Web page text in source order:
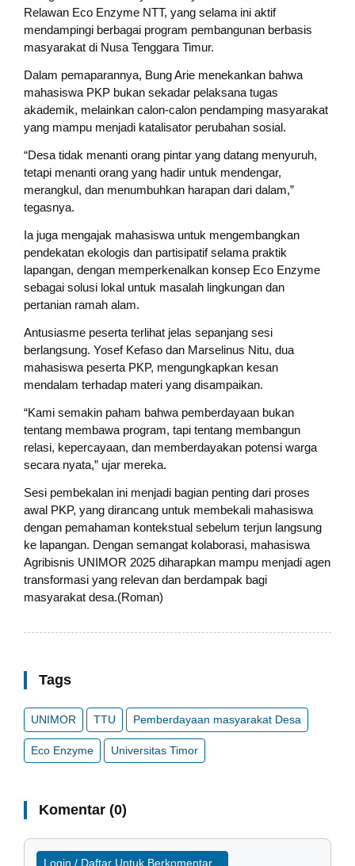
Relawan Eco Enzyme NTT, yang selama ini aktif
mendampingi berbagai program pembangunan berbasis
masyarakat di Nusa Tenggara Timur.
Dalam pemaparannya, Bung Arie menekankan bahwa
mahasiswa PKP bukan sekadar pelaksana tugas
akademik, melainkan calon-calon pendamping masyarakat
yang mampu menjadi katalisator perubahan sosial.
“Desa tidak menanti orang pintar yang datang menyuruh,
tetapi menanti orang yang hadir untuk mendengar,
merangkul, dan menumbuhkan harapan dari dalam,”
tegasnya.
Ia juga mengajak mahasiswa untuk mengembangkan
pendekatan ekologis dan partisipatif selama praktik
lapangan, dengan memperkenalkan konsep Eco Enzyme
sebagai solusi lokal untuk masalah lingkungan dan
pertanian ramah alam.
Antusiasme peserta terlihat jelas sepanjang sesi
berlangsung. Yosef Kefaso dan Marselinus Nitu, dua
mahasiswa peserta PKP, mengungkapkan kesan
mendalam terhadap materi yang disampaikan.
“Kami semakin paham bahwa pemberdayaan bukan
tentang membawa program, tapi tentang membangun
relasi, kepercayaan, dan memberdayakan potensi warga
secara nyata,” ujar mereka.
Sesi pembekalan ini menjadi bagian penting dari proses
awal PKP, yang dirancang untuk membekali mahasiswa
dengan pemahaman kontekstual sebelum terjun langsung
ke lapangan. Dengan semangat kolaborasi, mahasiswa
Agribisnis UNIMOR 2025 diharapkan mampu menjadi agen
transformasi yang relevan dan berdampak bagi
masyarakat desa.(Roman)
Tags
UNIMOR TTU Pemberdayaan masyarakat Desa
Eco Enzyme Universitas Timor
Komentar (0)
Login / Daftar Untuk Berkomentar...